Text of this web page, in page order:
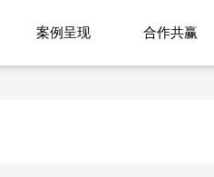
案例呈现 合作共赢